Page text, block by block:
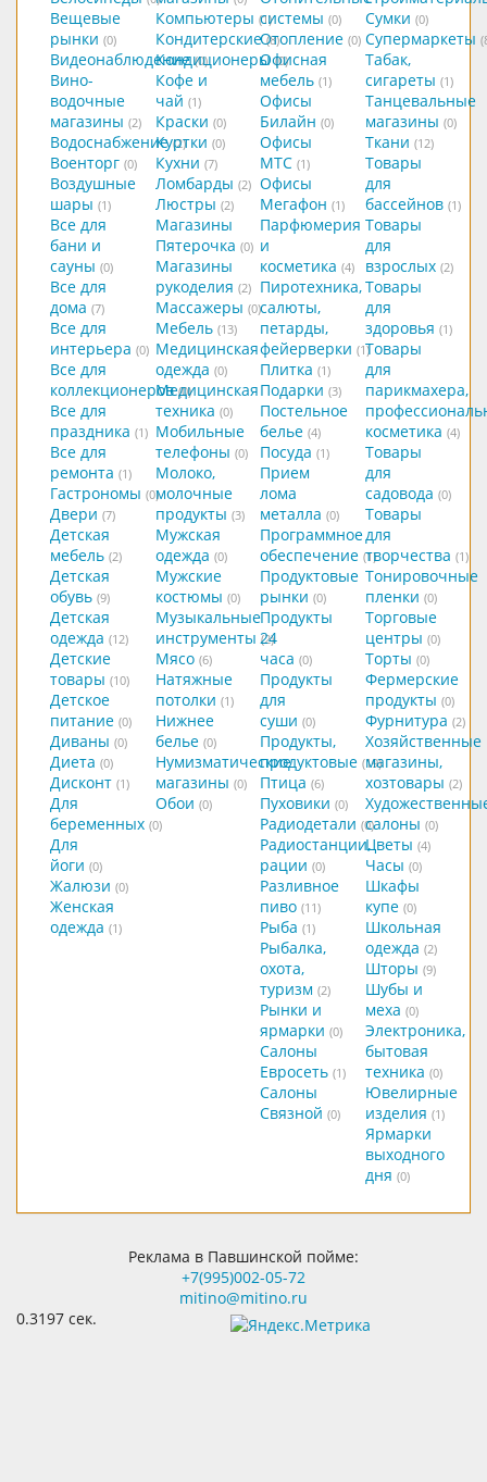
Вещевые
рынки (0)
Видеонаблюдение (0)
Вино-
водочные
магазины (2)
Водоснабжение (2)
Военторг (0)
Воздушные
шары (1)
Все для
бани и
сауны (0)
Все для
дома (7)
Все для
интерьера (0)
Все для
коллекционеров (0)
Все для
праздника (1)
Все для
ремонта (1)
Гастрономы (0)
Двери (7)
Детская
мебель (2)
Детская
обувь (9)
Детская
одежда (12)
Детские
товары (10)
Детское
питание (0)
Диваны (0)
Диета (0)
Дисконт (1)
Для
беременных (0)
Для
йоги (0)
Жалюзи (0)
Женская
одежда (1)
Компьютеры (1)
Кондитерские (8)
Кондиционеры (0)
Кофе и
чай (1)
Краски (0)
Куртки (0)
Кухни (7)
Ломбарды (2)
Люстры (2)
Магазины
Пятерочка (0)
Магазины
рукоделия (2)
Массажеры (0)
Мебель (13)
Медицинская
одежда (0)
Медицинская
техника (0)
Мобильные
телефоны (0)
Молоко,
молочные
продукты (3)
Мужская
одежда (0)
Мужские
костюмы (0)
Музыкальные
инструменты (2)
Мясо (6)
Натяжные
потолки (1)
Нижнее
белье (0)
Нумизматические
магазины (0)
Обои (0)
системы (0)
Отопление (0)
Офисная
мебель (1)
Офисы
Билайн (0)
Офисы
МТС (1)
Офисы
Мегафон (1)
Парфюмерия
и
косметика (4)
Пиротехника,
салюты,
петарды,
фейерверки (1)
Плитка (1)
Подарки (3)
Постельное
белье (4)
Посуда (1)
Прием
лома
металла (0)
Программное
обеспечение (1)
Продуктовые
рынки (0)
Продукты
24
часа (0)
Продукты
для
суши (0)
Продукты,
продуктовые (19)
Птица (6)
Пуховики (0)
Радиодетали (0)
Радиостанции,
рации (0)
Разливное
пиво (11)
Рыба (1)
Рыбалка,
охота,
туризм (2)
Рынки и
ярмарки (0)
Салоны
Евросеть (1)
Салоны
Связной (0)
Сумки (0)
Супермаркеты
Табак,
сигареты (1)
Танцевальные
магазины (0)
Ткани (12)
Товары
для
бассейнов (1)
Товары
для
взрослых (2)
Товары
для
здоровья (1)
Товары
для
парикмахера,
косметика (4)
Товары
для
садовода (0)
Товары
для
творчества (1)
Тонировочные
пленки (0)
Торговые
центры (0)
Торты (0)
Фермерские
продукты (0)
Фурнитура (2)
Хозяйственные
магазины,
хозтовары (2)
салоны (0)
Цветы (4)
Часы (0)
Шкафы
купе (0)
Школьная
одежда (2)
Шторы (9)
Шубы и
меха (0)
Электроника,
бытовая
техника (0)
Ювелирные
изделия (1)
Ярмарки
выходного
дня (0)
Реклама в Павшинской пойме:
+7(995)002-05-72
mitino@mitino.ru
0.3197 сек.